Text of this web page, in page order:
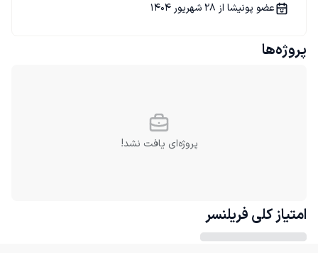
عضو پونیشا از 28 شهریور 1404
پروژه‌ها
پروژه‌ای یافت نشد!
امتیاز کلی فریلنسر